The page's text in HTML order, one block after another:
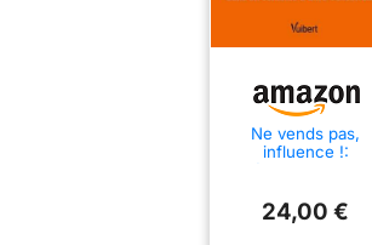
Ne vends pas,
influence !:
un contexte d'ultra-
concurrence
24,00 €